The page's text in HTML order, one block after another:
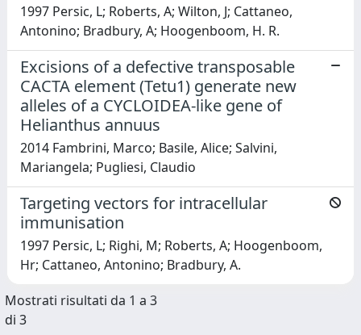
1997 Persic, L; Roberts, A; Wilton, J; Cattaneo,
Antonino; Bradbury, A; Hoogenboom, H. R.
Excisions of a defective transposable
CACTA element (Tetu1) generate new
alleles of a CYCLOIDEA-like gene of
Helianthus annuus
2014 Fambrini, Marco; Basile, Alice; Salvini,
Mariangela; Pugliesi, Claudio
Targeting vectors for intracellular
immunisation
1997 Persic, L; Righi, M; Roberts, A; Hoogenboom,
Hr; Cattaneo, Antonino; Bradbury, A.
Mostrati risultati da 1 a 3
di 3